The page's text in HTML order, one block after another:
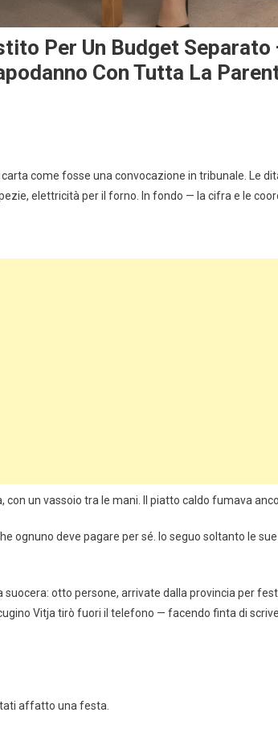
Per Un Budget Separato
Con Tutta La
come fosse una convocazione in tribunale. Le
elettricità per il forno. In fondo — la cifra e le
con un vassoio tra le mani. Il piatto caldo fumava
ognuno deve pagare per sé. Io seguo soltanto le
otto persone, arrivate dalla provincia per
Vitja tirò fuori il telefono — facendo finta di
affatto una festa.